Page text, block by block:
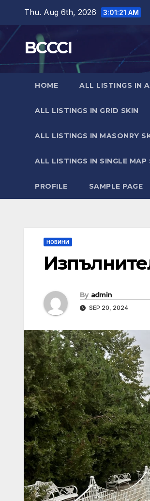
content
Thu. Aug 6th, 2026 3:01:22 AM
BCCCI
HOME ALL LISTINGS IN
ALL LISTINGS IN GRID SKIN
ALL LISTINGS IN MASONRY
ALL LISTINGS IN SINGLE MAP
PROFILE SAMPLE PAGE
НОВИНИ
By admin
SEP 20, 2024